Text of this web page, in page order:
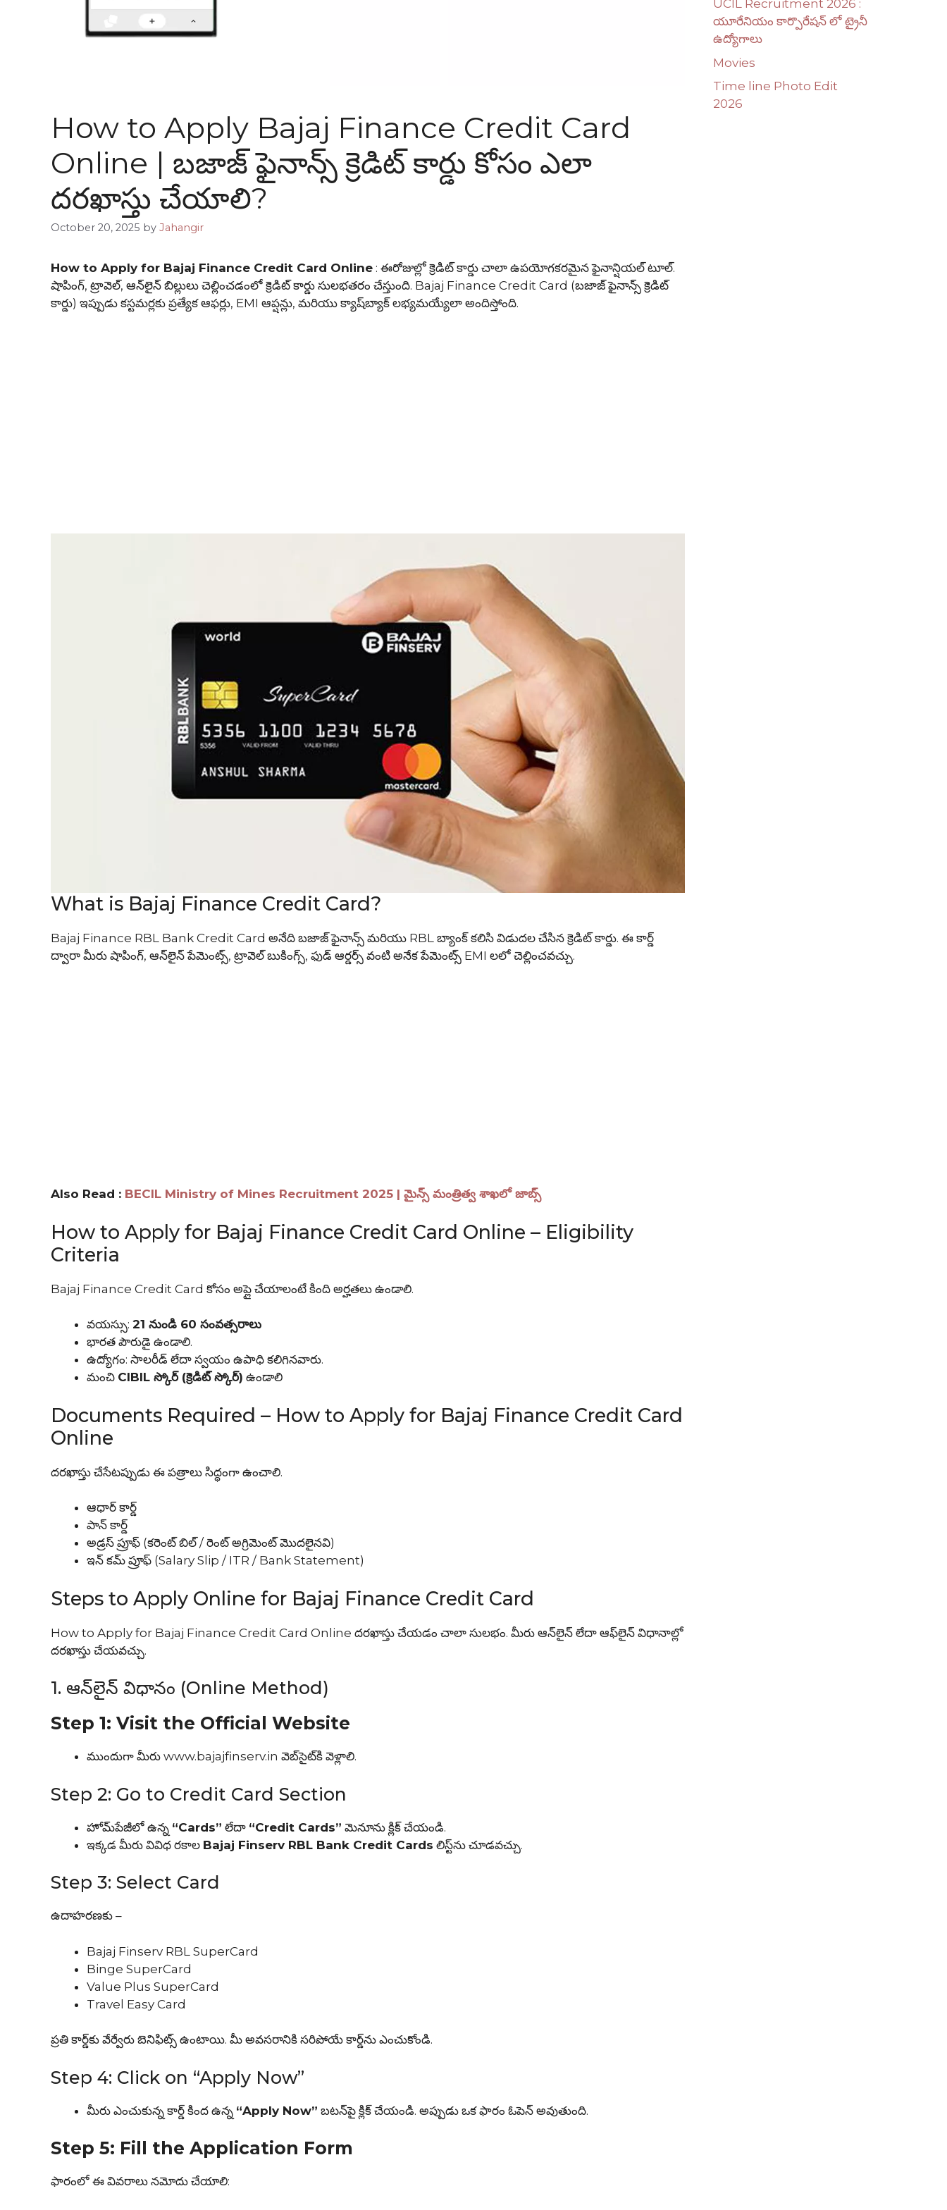
How to Apply Bajaj Finance Credit Card
Online | బజాజ్ ఫైనాన్స్ క్రెడిట్ కార్డు కోసం ఎలా
దరఖాస్తు చేయాలి?
October 20, 2025 by Jahangir
How to Apply for Bajaj Finance Credit Card Online : ఈరోజుల్లో క్రెడిట్ కార్డు చాలా ఉపయోగకరమైన ఫైనాన్షియల్ టూల్.
షాపింగ్, ట్రావెల్, ఆన్‌లైన్ బిల్లులు చెల్లించడంలో క్రెడిట్ కార్డు సులభతరం చేస్తుంది. Bajaj Finance Credit Card (బజాజ్ ఫైనాన్స్ క్రెడిట్
కార్డు) ఇప్పుడు కస్టమర్లకు ప్రత్యేక ఆఫర్లు, EMI ఆప్షన్లు, మరియు క్యాష్‌బ్యాక్ లభ్యమయ్యేలా అందిస్తోంది.
What is Bajaj Finance Credit Card?
Bajaj Finance RBL Bank Credit Card అనేది బజాజ్ ఫైనాన్స్ మరియు RBL బ్యాంక్ కలిసి విడుదల చేసిన క్రెడిట్ కార్డు. ఈ కార్డ్
ద్వారా మీరు షాపింగ్, ఆన్‌లైన్ పేమెంట్స్, ట్రావెల్ బుకింగ్స్, ఫుడ్ ఆర్డర్స్ వంటి అనేక పేమెంట్స్ EMI లలో చెల్లించవచ్చు.
Also Read : BECIL Ministry of Mines Recruitment 2025 | మైన్స్ మంత్రిత్వ శాఖలో జాబ్స్
How to Apply for Bajaj Finance Credit Card Online – Eligibility
Criteria
Bajaj Finance Credit Card కోసం అప్లై చేయాలంటే కింది అర్హతలు ఉండాలి.
వయస్సు: 21 నుండి 60 సంవత్సరాలు
భారత పౌరుడై ఉండాలి.
ఉద్యోగం: సాలరీడ్ లేదా స్వయం ఉపాధి కలిగినవారు.
మంచి CIBIL స్కోర్ (క్రెడిట్ స్కోర్) ఉండాలి
Documents Required – How to Apply for Bajaj Finance Credit Card
Online
దరఖాస్తు చేసేటప్పుడు ఈ పత్రాలు సిద్ధంగా ఉంచాలి.
ఆధార్ కార్డ్
పాన్ కార్డ్
అడ్రస్ ప్రూఫ్ (కరెంట్ బిల్ / రెంట్ అగ్రిమెంట్ మొదలైనవి)
ఇన్ కమ్ ప్రూఫ్ (Salary Slip / ITR / Bank Statement)
Steps to Apply Online for Bajaj Finance Credit Card
How to Apply for Bajaj Finance Credit Card Online దరఖాస్తు చేయడం చాలా సులభం. మీరు ఆన్‌లైన్ లేదా ఆఫ్‌లైన్ విధానాల్లో
దరఖాస్తు చేయవచ్చు.
1. ఆన్‌లైన్ విధానం (Online Method)
Step 1: Visit the Official Website
ముందుగా మీరు www.bajajfinserv.in వెబ్‌సైట్‌కి వెళ్లాలి.
Step 2: Go to Credit Card Section
హోమ్‌పేజీలో ఉన్న “Cards” లేదా “Credit Cards” మెనూను క్లిక్ చేయండి.
ఇక్కడ మీరు వివిధ రకాల Bajaj Finserv RBL Bank Credit Cards లిస్ట్‌ను చూడవచ్చు.
Step 3: Select Card
ఉదాహరణకు –
Bajaj Finserv RBL SuperCard
Binge SuperCard
Value Plus SuperCard
Travel Easy Card
ప్రతి కార్డ్‌కు వేర్వేరు బెనిఫిట్స్ ఉంటాయి. మీ అవసరానికి సరిపోయే కార్డ్‌ను ఎంచుకోండి.
Step 4: Click on “Apply Now”
మీరు ఎంచుకున్న కార్డ్ కింద ఉన్న “Apply Now” బటన్‌పై క్లిక్ చేయండి. అప్పుడు ఒక ఫారం ఓపెన్ అవుతుంది.
Step 5: Fill the Application Form
ఫారంలో ఈ వివరాలు నమోదు చేయాలి:
UCIL Recruitment 2026 :
యూరేనియం కార్పొరేషన్ లో ట్రైనీ
ఉద్యోగాలు
Movies
Time line Photo Edit
2026